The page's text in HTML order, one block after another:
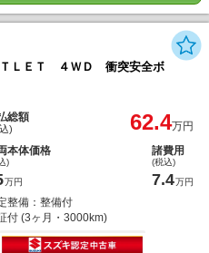
ＬＥＴ ４ＷＤ 衝突安全ボ
総額
) 62.4万円
本体価格
)
万円
諸費用
(税込)
7.4万円
整備：整備付
付 (3ヶ月・3000km)